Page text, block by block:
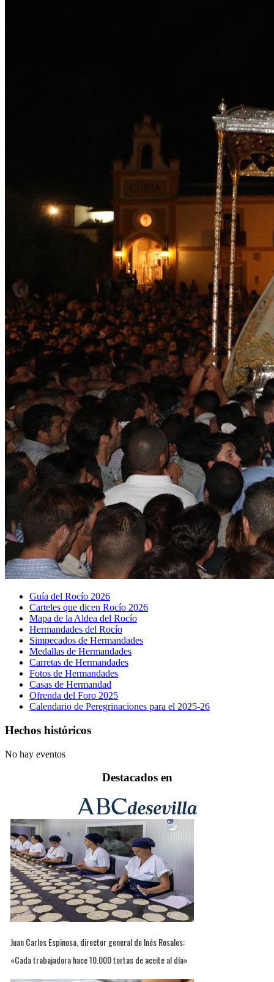
Guía del Rocío 2026
Carteles que dicen Rocío 2026
Mapa de la Aldea del Rocío
Hermandades del Rocío
Simpecados de Hermandades
Medallas de Hermandades
Carretas de Hermandades
Fotos de Hermandades
Casas de Hermandad
Ofrenda del Foro 2025
Calendario de Peregrinaciones para el 2025-26
Hechos históricos
No hay eventos
Destacados en
Juan Carlos Espinosa, director general de Inés Rosales:
«Cada trabajadora hace 10.000 tortas de aceite al día»